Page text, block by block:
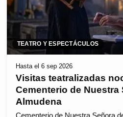
TEATRO Y ESPECTÁCULOS
Hasta el 6 sep 2026
Visitas teatralizadas
Cementerio de Nuestra
Almudena
Cementerio de Nuestra Señora